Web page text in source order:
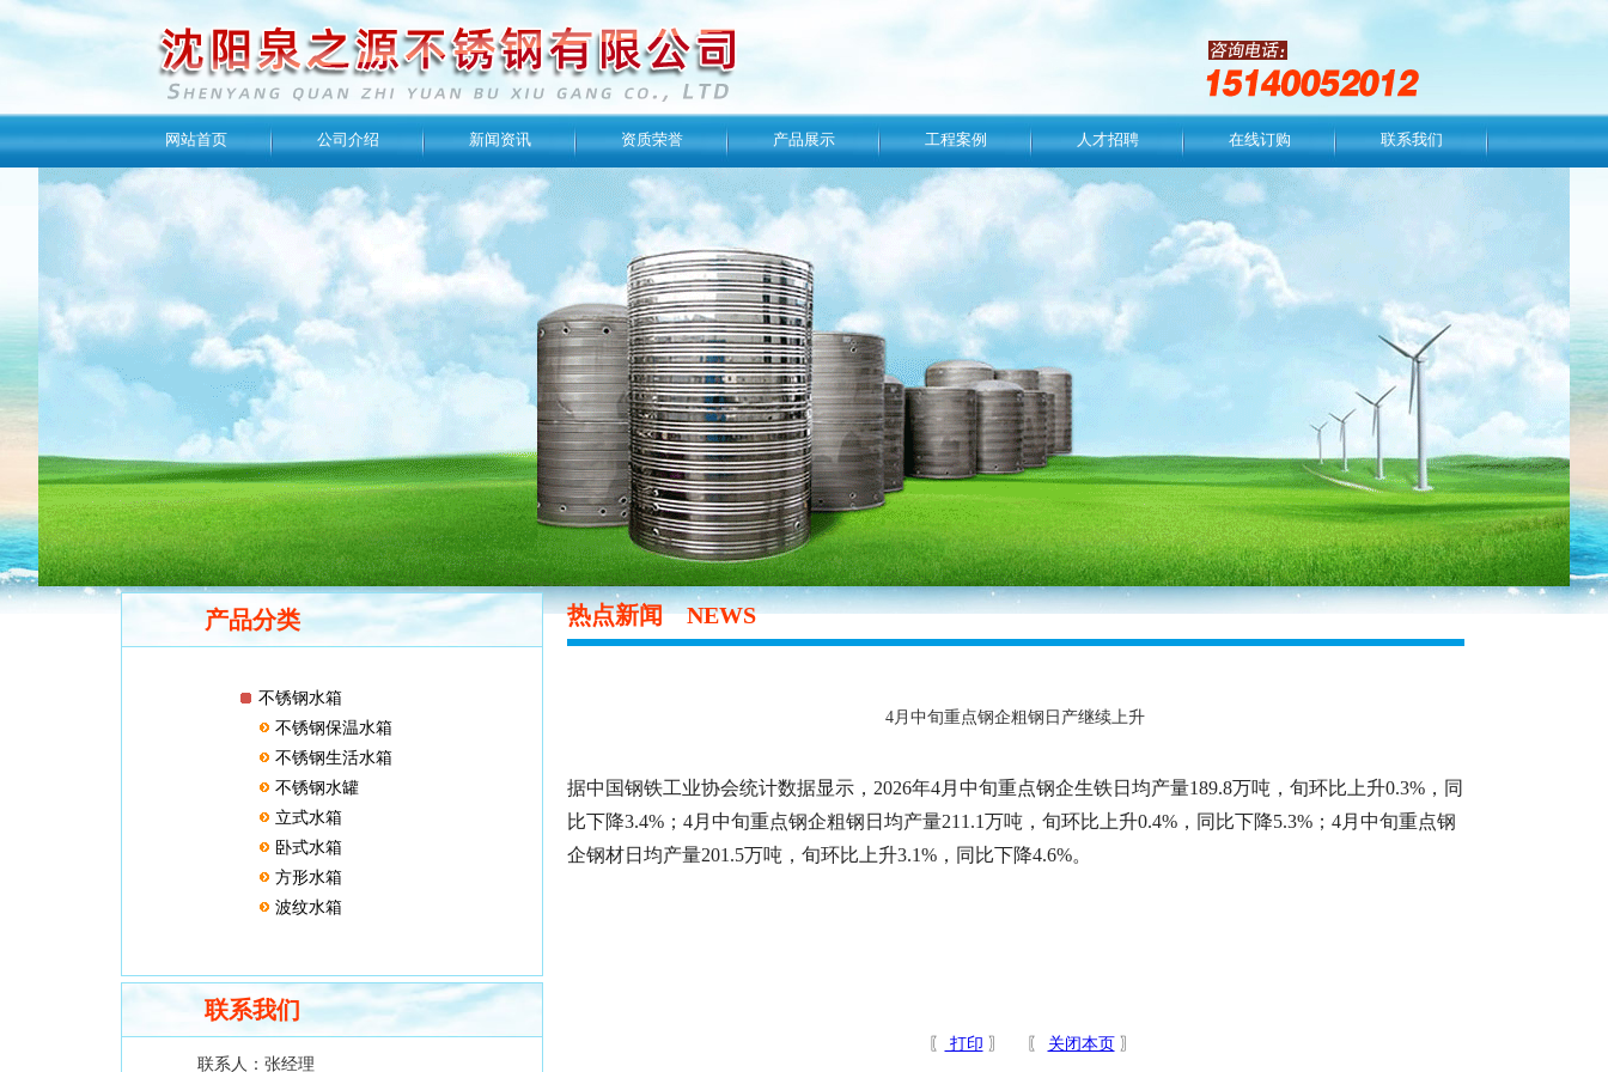
网站首页 公司介绍 新闻资讯 资质荣誉 产品展示 工程案例 人才招聘 在线订购 联系我们
产品分类
不锈钢水箱
不锈钢保温水箱
不锈钢生活水箱
不锈钢水罐
立式水箱
卧式水箱
方形水箱
波纹水箱
联系我们
联系人： 张经理
热点新闻NEWS
4月中旬重点钢企粗钢日产继续上升
据中国钢铁工业协会统计数据显示，2026年4月中旬重点钢企生铁日均产量189.8万吨，旬环比上升0.3%，同
比下降3.4%；4月中旬重点钢企粗钢日均产量211.1万吨，旬环比上升0.4%，同比下降5.3%；4月中旬重点钢
企钢材日均产量201.5万吨，旬环比上升3.1%，同比下降4.6%。
〖 打印 〗 〖 关闭本页 〗